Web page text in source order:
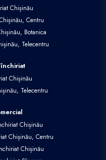
Chișinău
Centru
Botanica
Telecentru
Chișinău
Telecentru
Chișinău
Chișinău, Centru
Chișinău